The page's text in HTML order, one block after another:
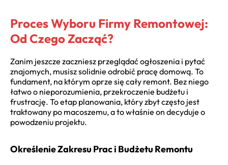
Proces Wyboru Firmy Remontowej:
Od Czego Zacząć?
Zanim jeszcze zaczniesz przeglądać ogłoszenia i pytać
znajomych, musisz solidnie odrobić pracę domową. To
fundament, na którym oprze się cały remont. Bez niego
łatwo o nieporozumienia, przekroczenie budżetu i
frustrację. To etap planowania, który zbyt często jest
traktowany po macoszemu, a to właśnie on decyduje o
powodzeniu projektu.
Określenie Zakresu Prac i Budżetu Remontu